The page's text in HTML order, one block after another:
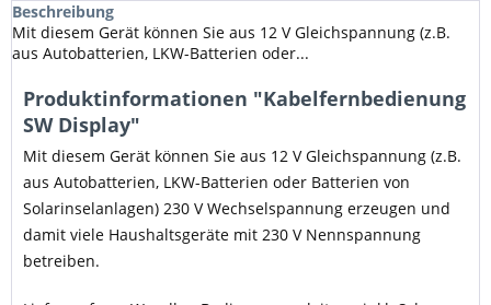
Beschreibung
Mit diesem Gerät können Sie aus 12 V Gleichspannung (z.B.
aus Autobatterien, LKW-Batterien oder...
Produktinformationen "Kabelfernbedienung
SW Display"
Mit diesem Gerät können Sie aus 12 V Gleichspannung (z.B.
aus Autobatterien, LKW-Batterien oder Batterien von
Solarinselanlagen) 230 V Wechselspannung erzeugen und
damit viele Haushaltsgeräte mit 230 V Nennspannung
betreiben.